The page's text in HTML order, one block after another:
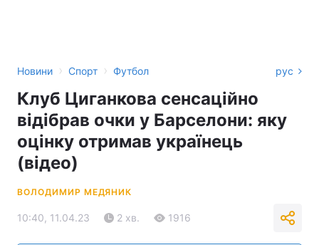
Новини › Спорт › Футбол рус
Клуб Циганкова сенсаційно
відібрав очки у Барселони: яку
оцінку отримав українець
(відео)
ВОЛОДИМИР МЕДЯНИК
10:40, 11.04.23 2 хв. 1916